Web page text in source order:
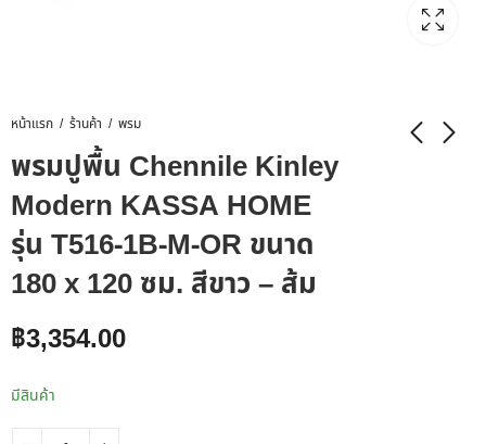
หน้าแรก ร้านค้า พรม
พรมปูพื้น Chennile Kinley
Modern KASSA HOME
รุ่น T516-1B-M-OR ขนาด
180 x 120 ซม. สีขาว – ส้ม
฿3,354.00
มีสินค้า